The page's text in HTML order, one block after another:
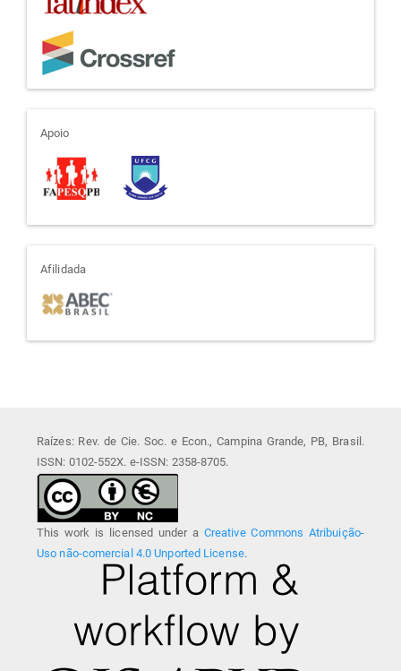
apoio
Apoio
afiliada
Afilidada
Raízes: Rev. de Cie. Soc. e Econ., Campina Grande, PB, Brasil.
ISSN: 0102-552X. e-ISSN: 2358-8705.
This work is licensed under a Creative Commons Atribuição-
Uso não-comercial 4.0 Unported License.